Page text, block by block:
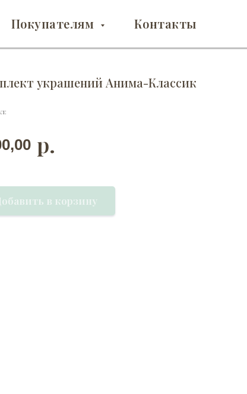
Покупателям Контакты
украшений Анима-Классик
р.
в корзину